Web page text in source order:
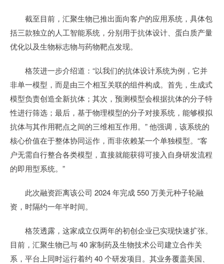
截至目前，汇聚生物已推出面向客户的应用系统，具体包
括三款独立的人工智能系统，分别用于抗体设计、蛋白质产量
优化以及生物标志物与药物靶点发现。
格茨进一步介绍道：“以我们的抗体设计系统为例，它并
非单一模型，而是由三个相互关联的组件构成。首先，生成式
模型负责创造全新抗体；其次，预测模型会根据抗体的分子特
性进行筛选；最后，基于物理模型的分子对接系统，能够模拟
抗体与其作用靶点之间的三维相互作用。” 他强调，该系统的
核心价值在于整体协同运作，而非依赖某一个单独模型。“客
户无需自行整合各类模型，直接就能获得可接入自身研发流程
的即用型系统。”
此次融资距离该公司 2024 年完成 550 万美元种子轮融
资，时隔约一年半时间。
格茨透露，这家成立仅两年的初创企业已实现快速扩张。
目前，汇聚生物已与 40 家制药及生物技术公司建立合作关
系，平台上同时运行着约 40 个研发项目。其业务覆盖美国、